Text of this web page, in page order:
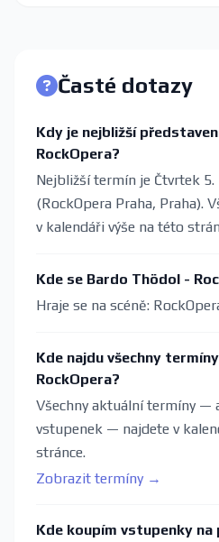
Časté dotazy
Kdy je nejbližší
RockOpera?
Nejbližší termín je Čtvrtek 5.
(RockOpera Praha, Praha).
v kalendáři výše na této
Kde se Bardo Thödol -
Hraje se na scéně:
Kde najdu všechny
RockOpera?
Všechny aktuální termíny —
vstupenek — najdete v
stránce.
Zobrazit termíny →
Kde koupím vstupenky na